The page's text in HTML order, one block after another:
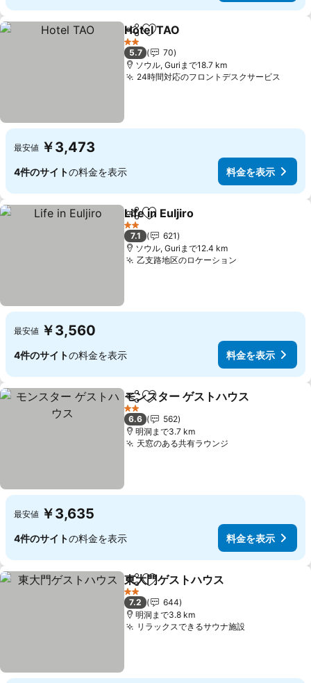
シェアお気に入りに追加
Hotel TAO
2 ホテルのランク
5.7
70
ソウル, Guriまで18.7 km
24時間対応のフロントデスクサービス
最安値 ￥3,473
4件のサイトの料金を表示 料金を表示
シェアお気に入りに追加
Life in Euljiro
2 ホテルのランク
7.1
621
ソウル, Guriまで12.4 km
乙支路地区のロケーション
最安値 ￥3,560
4件のサイトの料金を表示 料金を表示
シェアお気に入りに追加
モンスター ゲストハウス
2 ホテルのランク
6.6
562
明洞まで3.7 km
天窓のある共有ラウンジ
最安値 ￥3,635
4件のサイトの料金を表示 料金を表示
シェアお気に入りに追加
東大門ゲストハウス
2 ホテルのランク
7.2
644
明洞まで3.8 km
リラックスできるサウナ施設